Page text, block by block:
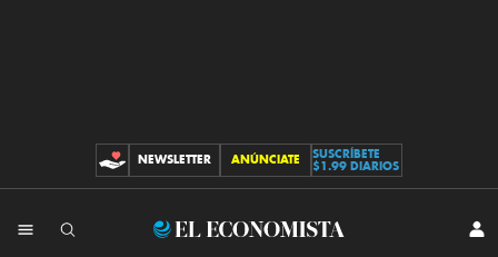
CONTRIBUCIONES
NEWSLETTER ANÚNCIATE
SUSCRÍBETE
$1.99 DIARIOS
El